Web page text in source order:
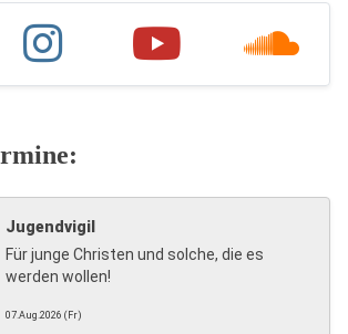
Jugendvigil
Für junge Christen und solche, die es
werden wollen!
07.Aug.2026 (Fr)